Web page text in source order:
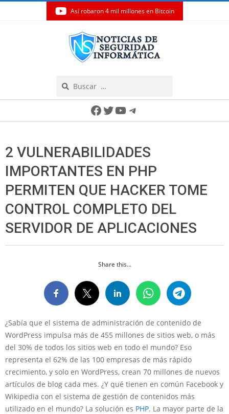
Así robaron 4 mil millones en Bitcoin
Facebook
Twitter
YouTube
Telegram
2 VULNERABILIDADES
IMPORTANTES EN PHP
PERMITEN QUE HACKER TOME
CONTROL COMPLETO DEL
SERVIDOR DE APLICACIONES
Share this...
¿Sabía que el sistema de administración de contenido de
WordPress impulsa más de 455 millones de sitios web, o más
del 30% de todos los sitios web en todo el mundo? Eso
representa el 62% de las 100 empresas de más rápido
crecimiento, y solo en WordPress, crean 70 millones de nuevos
artículos de blog cada mes. ¿Y qué tienen en común Facebook y
Wikipedia con el sistema de gestión de contenidos más
utilizado en el mundo? La solución es PHP. La mayor parte de la